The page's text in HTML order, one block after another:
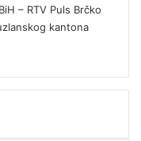
– RTV Puls Brčko
kantona